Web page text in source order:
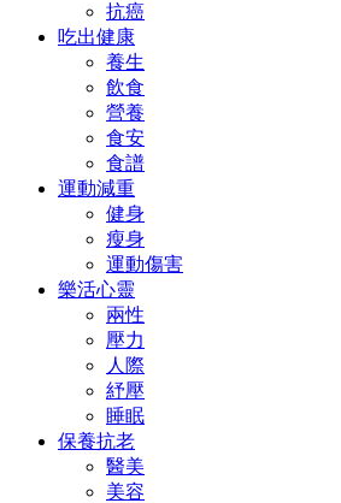
抗癌
吃出健康
養生
飲食
營養
食安
食譜
運動減重
健身
瘦身
運動傷害
樂活心靈
兩性
壓力
人際
紓壓
睡眠
保養抗老
醫美
美容